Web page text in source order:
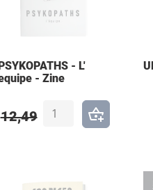
- L'
- Zine
12,49